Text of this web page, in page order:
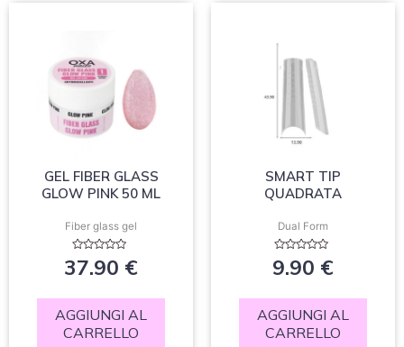
GEL FIBER GLASS
GLOW PINK 50 ML
Fiber glass gel
Valutato
0
37.90 €
AGGIUNGI AL
CARRELLO
SMART TIP
QUADRATA
Dual Form
Valutato
0
9.90 €
AGGIUNGI AL
CARRELLO